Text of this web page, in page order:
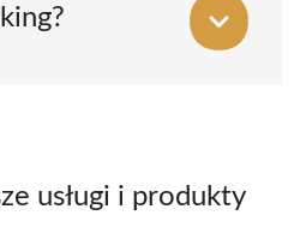
usługi i produkty